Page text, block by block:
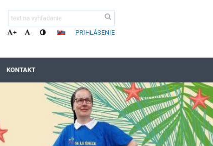
+ - PRIHLÁSENIE
KONTAKT